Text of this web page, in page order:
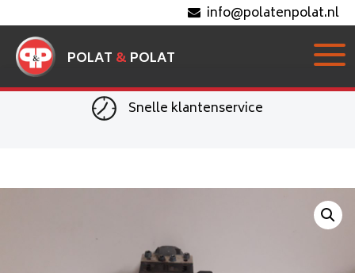
info@polatenpolat.nl
POLAT & POLAT
Snelle klantenservice